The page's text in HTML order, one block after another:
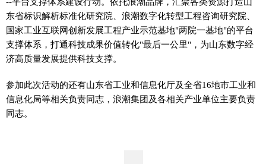
东省标识解析标准化研究院、浪潮数字化转型工程咨询研究院、
国家工业互联网创新发展工程产业示范基地"两院一基地"的平台
支撑体系，打通科技成果价值转化"最后一公里"，为山东数字经
济高质量发展提供科技支撑。
参加此次活动的还有山东省工业和信息化厅及全省16地市工业和
信息化局等相关负责同志，浪潮集团及各相关产业单位主要负责
同志。